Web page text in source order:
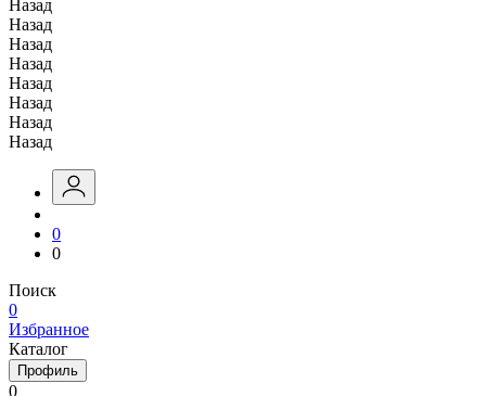
Назад
Назад
Назад
Назад
Назад
Назад
Назад
Назад
0
0
Поиск
0
Избранное
Каталог
Профиль
0